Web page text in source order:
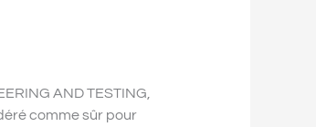
AND TESTING,
comme sûr pour